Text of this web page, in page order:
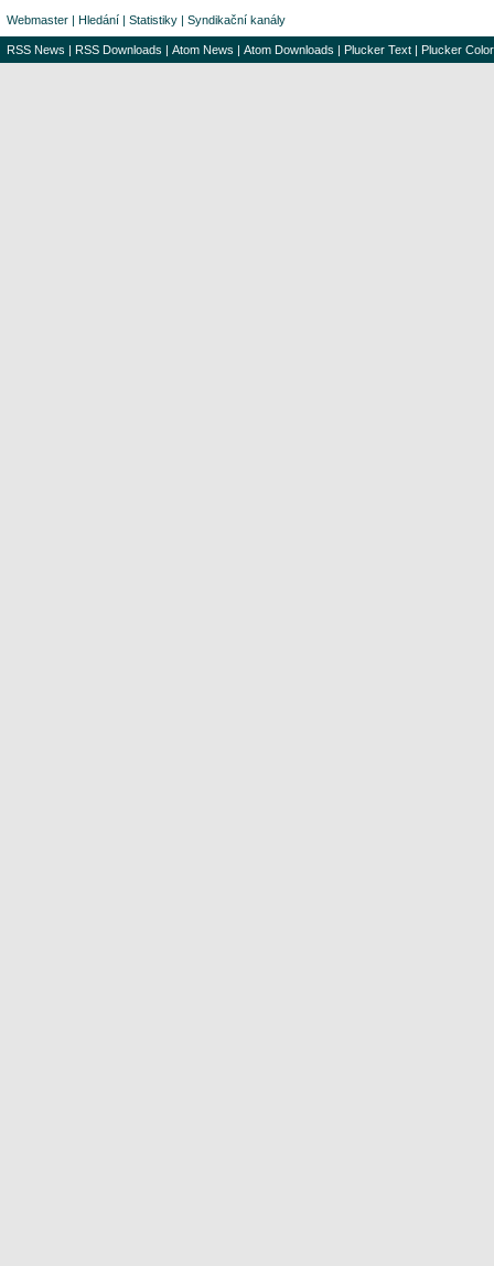
Webmaster | Hledání | Statistiky | Syndikační kanály
RSS News | RSS Downloads | Atom News | Atom Downloads | Plucker Text | Plucker Color